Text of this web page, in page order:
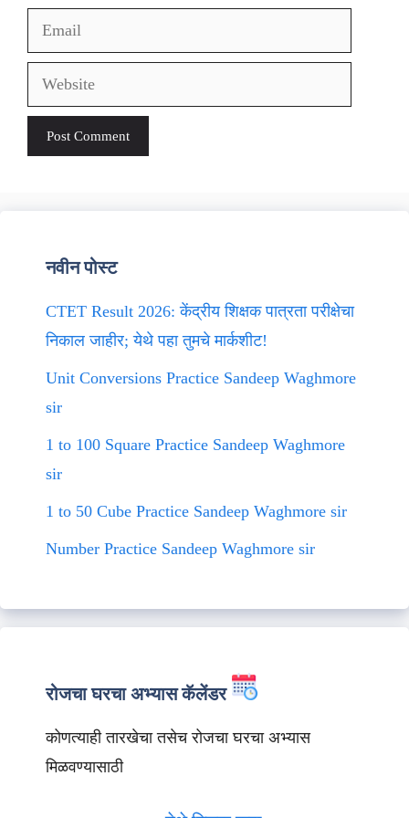
Email
Website
नवीन पोस्ट
CTET Result 2026: केंद्रीय शिक्षक पात्रता परीक्षेचा
निकाल जाहीर; येथे पहा तुमचे मार्कशीट!
Unit Conversions Practice Sandeep Waghmore
sir
1 to 100 Square Practice Sandeep Waghmore
sir
1 to 50 Cube Practice Sandeep Waghmore sir
Number Practice Sandeep Waghmore sir
रोजचा घरचा अभ्यास कॅलेंडर
कोणत्याही तारखेचा तसेच रोजचा घरचा अभ्यास
मिळवण्यासाठी